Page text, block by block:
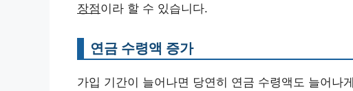
장점이라 할 수 있습니다.
연금 수령액 증가
가입 기간이 늘어나면 당연히 연금 수령액도 늘어나